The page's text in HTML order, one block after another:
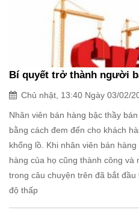
Bí quyết trở thành người
Chủ nhật, 13:40 Ngày 03/02/
Nhân viên bán hàng bậc thầy
bằng cách đem đến cho khách
khổng lồ. Khi nhân viên bán
hàng của họ cũng thành công
trong câu chuyện trên đã bắt
độ thấp